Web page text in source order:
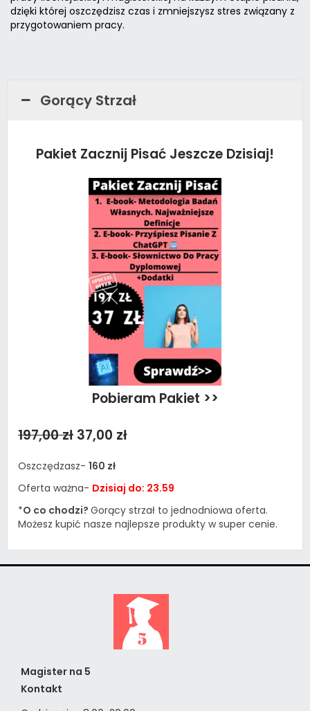
dzięki której oszczędzisz czas i zmniejszysz stres związany z
przygotowaniem pracy.
Gorący Strzał
Pakiet Zacznij Pisać Jeszcze Dzisiaj!
Pobieram Pakiet >>
197,00 zł 37,00 zł
Oszczędzasz- 160 zł
Oferta ważna- Dzisiaj do: 23.59
*O co chodzi? Gorący strzał to jednodniowa oferta.
Możesz kupić nasze najlepsze produkty w super cenie.
Magister na 5
Kontakt